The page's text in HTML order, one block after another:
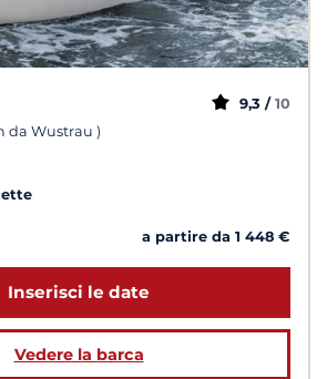
da Wustrau )
9,3 / 10
a partire da 1 448 €
Inserisci le date
Vedere la barca